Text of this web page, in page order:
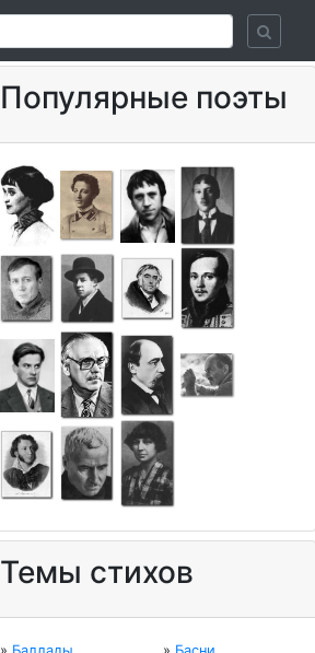
Популярные поэты
Темы стихов